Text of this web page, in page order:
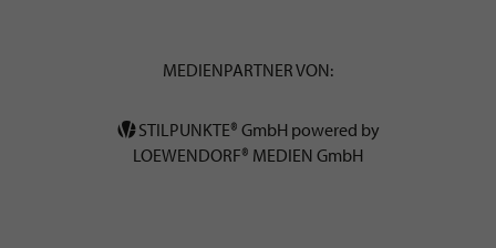
MEDIENPARTNER VON:
STILPUNKTE® GmbH powered by
LOEWENDORF® MEDIEN GmbH